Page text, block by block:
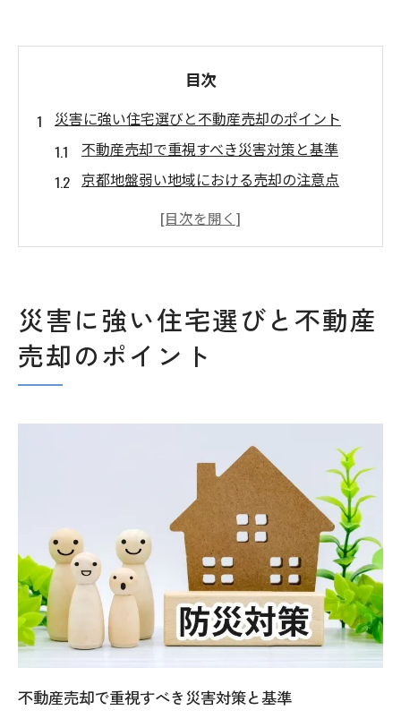
目次
災害に強い住宅選びと不動産売却のポイント
不動産売却で重視すべき災害対策と基準
京都地盤弱い地域における売却の注意点
液状化マップから見る安全な物件選び方
売却前に知りたい地震対策住宅の特徴
京都府京都市で安心を叶える家の条件とは
京都 地震に強い地域の家を選ぶコツ
災害に強い住宅メーカー選びと比較ポイン
液状化マップ活用で安心な住まいを見極め
る
賢く選びたい災害リスクの少ない住宅の条
不動産売却で役立つ家の防災性能の見分け
地盤や液状化マップから見る安全な住まい
災害に強い住宅選びと不動産
売却のポイント
不動産売却で重視すべき災害対策と基準